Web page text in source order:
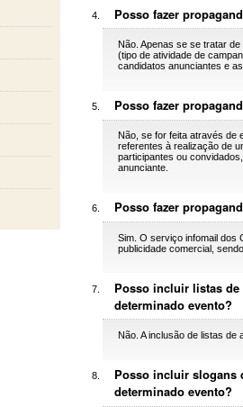
Posso fazer
Não. Apenas se se tratar
(tipo de atividade de
candidatos anunciantes e
Posso fazer
Não, se for feita através de
referentes à realização de
participantes ou
anunciante.
Posso fazer
Sim. O serviço infomail dos
publicidade comercial,
Posso incluir listas de
determinado evento?
Não. A inclusão de listas
Posso incluir slogans
determinado evento?